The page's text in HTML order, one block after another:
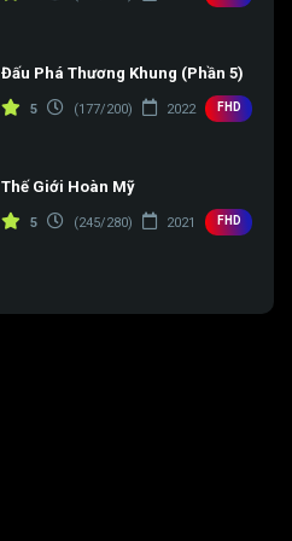
Đấu Phá Thương Khung (Phần 5)
5 (177/200) 2022 FHD
Thế Giới Hoàn Mỹ
5 (245/280) 2021 FHD